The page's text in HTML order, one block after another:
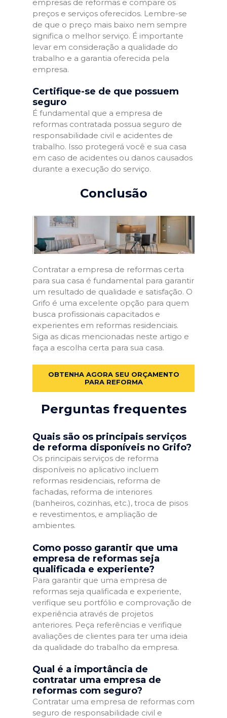
empresas de reformas e compare os
preços e serviços oferecidos. Lembre-se
de que o preço mais baixo nem sempre
significa o melhor serviço. É importante
levar em consideração a qualidade do
trabalho e a garantia oferecida pela
empresa.
Certifique-se de que possuem
seguro
É fundamental que a empresa de
reformas contratada possua seguro de
responsabilidade civil e acidentes de
trabalho. Isso protegerá você e sua casa
em caso de acidentes ou danos causados
durante a execução do serviço.
Conclusão
Contratar a empresa de reformas certa
para sua casa é fundamental para garantir
um resultado de qualidade e satisfação. O
Grifo é uma excelente opção para quem
busca profissionais capacitados e
experientes em reformas residenciais.
Siga as dicas mencionadas neste artigo e
faça a escolha certa para sua casa.
OBTENHA AGORA SEU ORÇAMENTO
PARA REFORMA
Perguntas frequentes
Quais são os principais serviços
de reforma disponíveis no Grifo?
Os principais serviços de reforma
disponíveis no aplicativo incluem
reformas residenciais, reforma de
fachadas, reforma de interiores
(banheiros, cozinhas, etc.), troca de pisos
e revestimentos, e ampliação de
ambientes.
Como posso garantir que uma
empresa de reformas seja
qualificada e experiente?
Para garantir que uma empresa de
reformas seja qualificada e experiente,
verifique seu portfólio e comprovação de
experiência através de projetos
anteriores. Peça referências e verifique
avaliações de clientes para ter uma ideia
da qualidade do trabalho da empresa.
Qual é a importância de
contratar uma empresa de
reformas com seguro?
Contratar uma empresa de reformas com
seguro de responsabilidade civil e